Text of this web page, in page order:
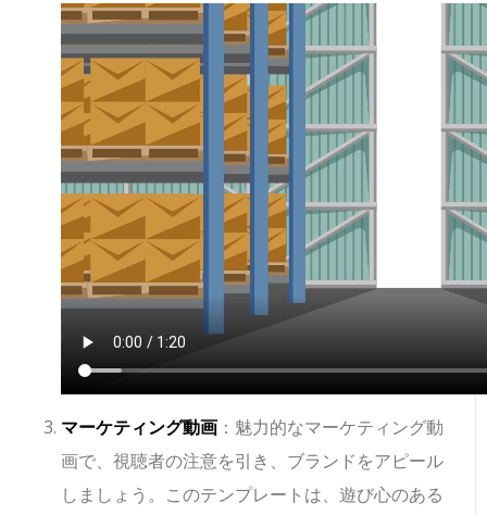
マーケティング動画 ：魅力的なマーケティング動
画で、視聴者の注意を引き、ブランドをアピール
しましょう。このテンプレートは、遊び心のある